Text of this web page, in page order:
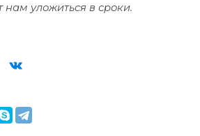
нам уложиться в сроки.